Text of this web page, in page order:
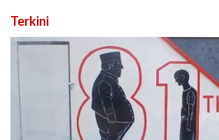
Terkini